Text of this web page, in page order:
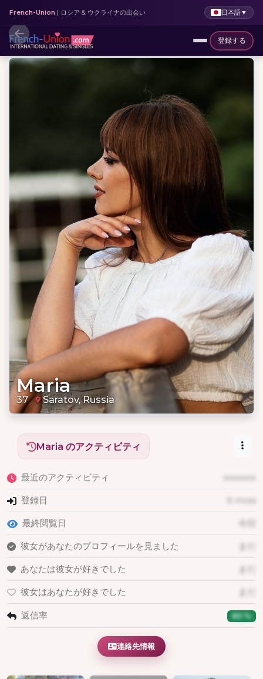
French-Union | ロシア & ウクライナの出会い 日本語▼
登録する
Maria
37 Saratov, Russia
Maria のアクティビティ
最近のアクティビティ xxxxxxx
登録日 X mois
最終閲覧日 今日
彼女があなたのプロフィールを見ました まだ
あなたは彼女が好きでした まだ
彼女はあなたが好きでした まだ
返信率 80 %
連絡先情報